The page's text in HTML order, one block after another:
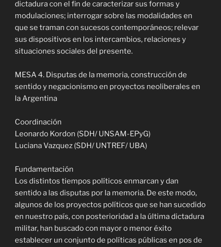
dictadura con el fin de caracterizar sus formas y
modulaciones; interrogar sobre las modalidades en
que se traman con sucesos contemporáneos; relevar
sus dispositivos en los intercambios, relaciones y
situaciones sociales del presente.
MESA 4. Disputas de la memoria, construcción de
sentido y negacionismo en proyectos neoliberales en
la Argentina
Coordinación
Leonardo Kordon (SDH/ UNSAM-EPyG)
Luciana Vazquez (SDH/ UNTREF/ UBA)
Fundamentación
Los distintos tiempos políticos enmarcan y dan
sentido a las disputas por la memoria. De este modo,
algunos de los proyectos políticos que se han sucedido
en nuestro país, con posterioridad a la última dictadura
militar, han buscado con mayor o menor éxito
establecer un conjunto de políticas públicas en pos de